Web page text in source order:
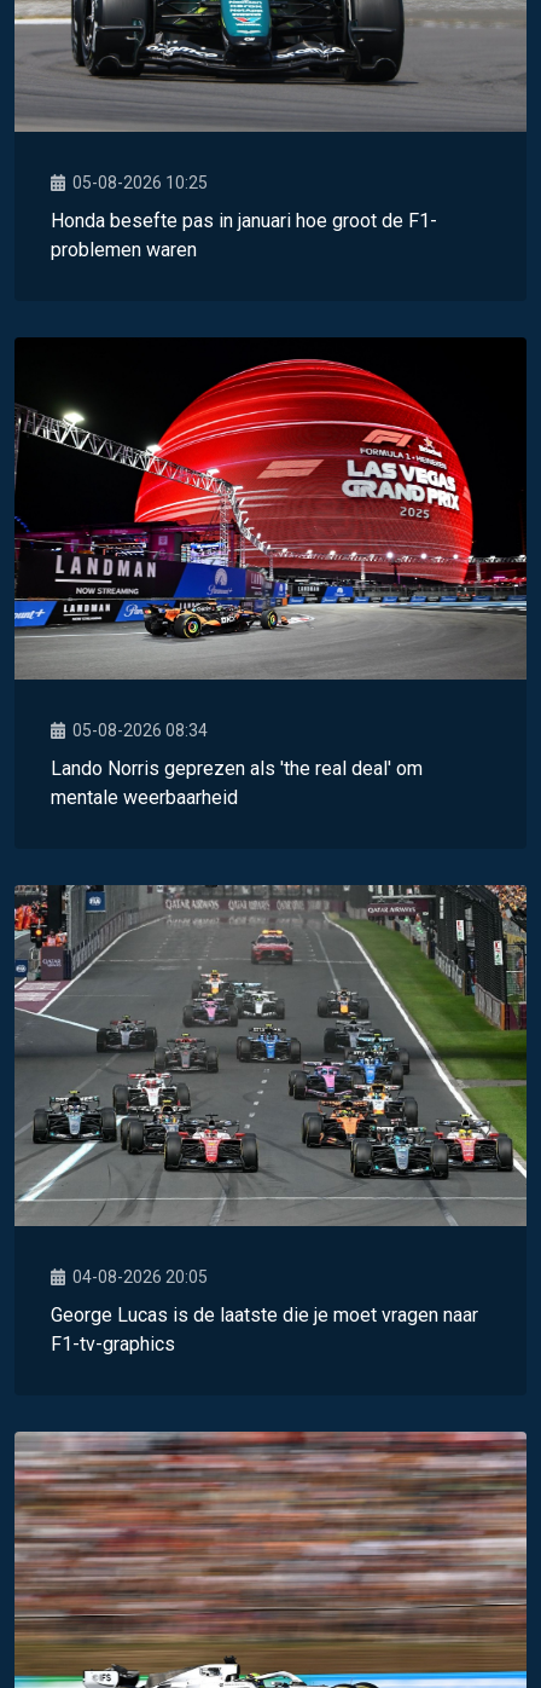
05-08-2026 10:25
Honda besefte pas in januari hoe groot de F1-
problemen waren
05-08-2026 08:34
Lando Norris geprezen als 'the real deal' om
mentale weerbaarheid
04-08-2026 20:05
George Lucas is de laatste die je moet vragen naar
F1-tv-graphics